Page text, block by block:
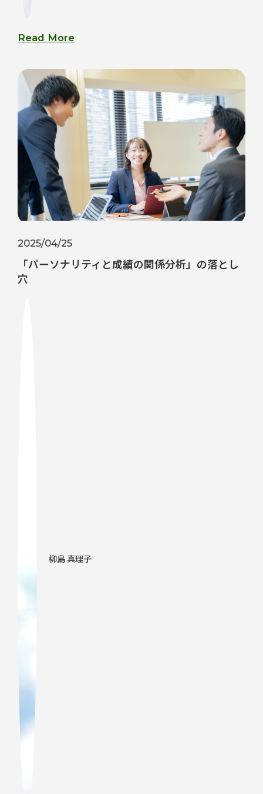
Read More
2025/04/25
「パーソナリティと成績の関係分析」の落とし
穴
柳島 真理子